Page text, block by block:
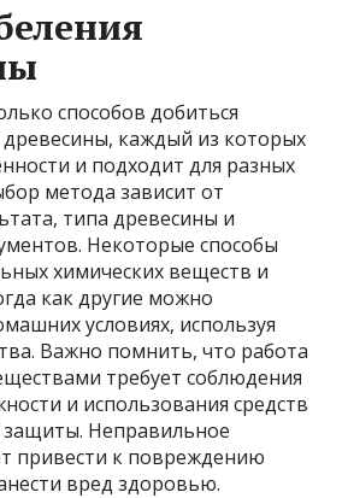
способов добиться
каждый из которых
и подходит для разных
метода зависит от
типа древесины и
Некоторые способы
химических веществ и
как другие можно
условиях, используя
Важно помнить, что работа
требует соблюдения
и использования средств
Неправильное
привести к повреждению
вред здоровью.